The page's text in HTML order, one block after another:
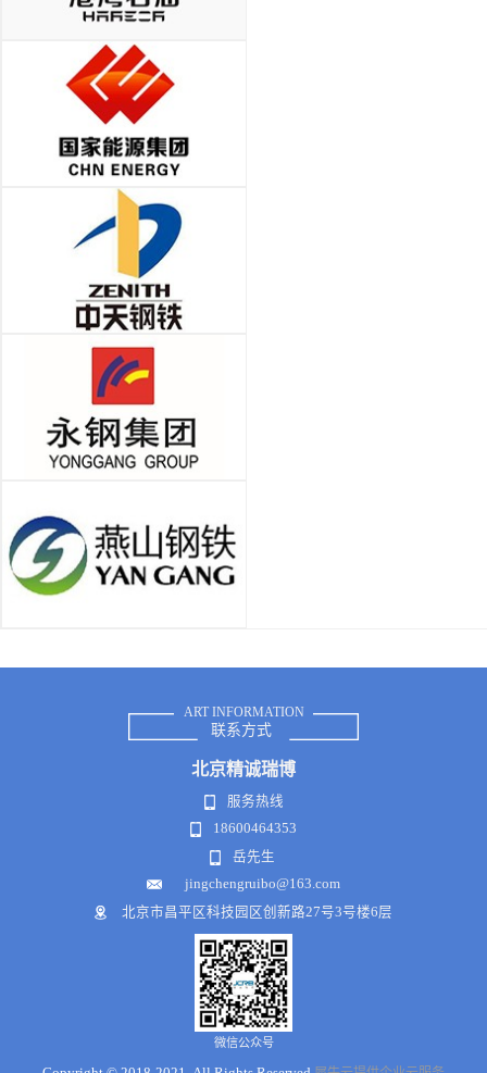
ART INFORMATION
联系方式
北京精诚瑞博
服务热线
18600464353
岳先生
jingchengruibo@163.com
北京市昌平区科技园区创新路27号3号楼6层
微信公众号